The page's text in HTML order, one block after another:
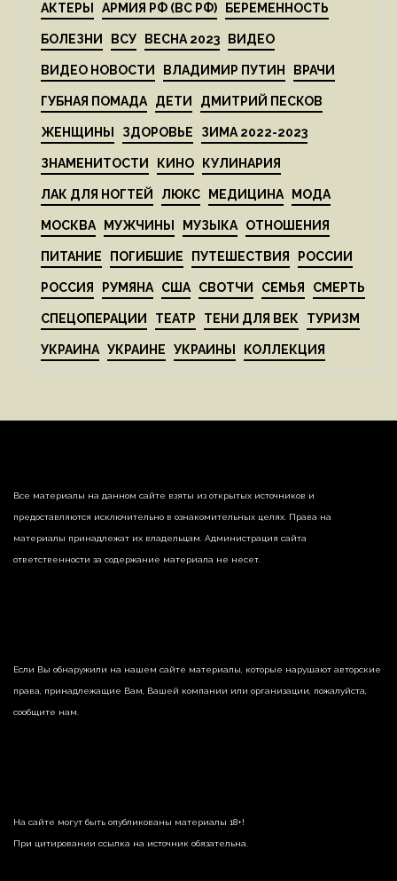
АКТЕРЫ АРМИЯ РФ (ВС РФ) БЕРЕМЕННОСТЬ
БОЛЕЗНИ ВСУ ВЕСНА 2023 ВИДЕО
ВИДЕО НОВОСТИ ВЛАДИМИР ПУТИН ВРАЧИ
ГУБНАЯ ПОМАДА ДЕТИ ДМИТРИЙ ПЕСКОВ
ЖЕНЩИНЫ ЗДОРОВЬЕ ЗИМА 2022-2023
ЗНАМЕНИТОСТИ КИНО КУЛИНАРИЯ
ЛАК ДЛЯ НОГТЕЙ ЛЮКС МЕДИЦИНА МОДА
МОСКВА МУЖЧИНЫ МУЗЫКА ОТНОШЕНИЯ
ПИТАНИЕ ПОГИБШИЕ ПУТЕШЕСТВИЯ РОССИИ
РОССИЯ РУМЯНА США СВОТЧИ СЕМЬЯ СМЕРТЬ
СПЕЦОПЕРАЦИИ ТЕАТР ТЕНИ ДЛЯ ВЕК ТУРИЗМ
УКРАИНА УКРАИНЕ УКРАИНЫ КОЛЛЕКЦИЯ
Все материалы на данном сайте взяты из открытых источников и
предоставляются исключительно в ознакомительных целях. Права на
материалы принадлежат их владельцам. Администрация сайта
ответственности за содержание материала не несет.
Если Вы обнаружили на нашем сайте материалы, которые нарушают авторские
права, принадлежащие Вам, Вашей компании или организации, пожалуйста,
сообщите нам.
На сайте могут быть опубликованы материалы 18+!
При цитировании ссылка на источник обязательна.